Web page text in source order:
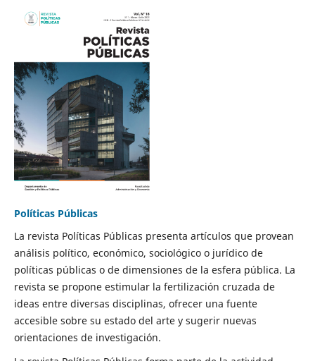
Políticas Públicas
La revista Políticas Públicas presenta artículos que provean
análisis político, económico, sociológico o jurídico de
políticas públicas o de dimensiones de la esfera pública. La
revista se propone estimular la fertilización cruzada de
ideas entre diversas disciplinas, ofrecer una fuente
accesible sobre su estado del arte y sugerir nuevas
orientaciones de investigación.